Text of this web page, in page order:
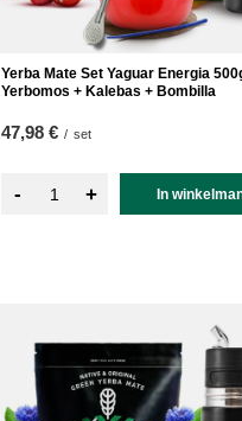
Yerba Mate Set Yaguar Energia
Yerbomos + Kalebas + Bombilla
47,98 € / set
- + In